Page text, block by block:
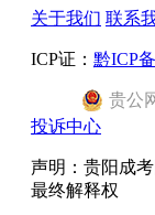
关于我们 联系
ICP证： 黔ICP
贵公
投诉中心
声明：贵阳成
最终解释权